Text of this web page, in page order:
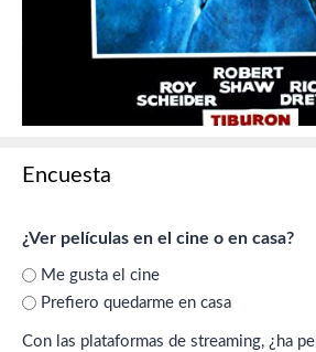
Encuesta
¿Ver películas en el cine o en casa?
Me gusta el cine
Prefiero quedarme en casa
Con las plataformas de streaming, ¿ha perdido el cine su